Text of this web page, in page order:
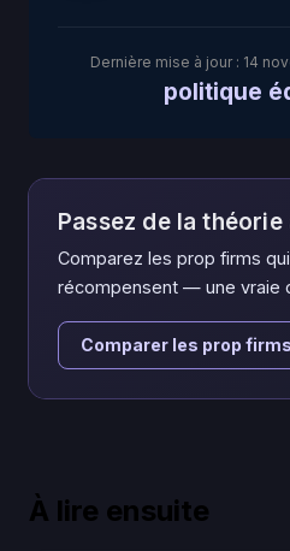
Dernière mise à jour : 14
politique
Passez de la
Comparez les prop firms
récompensent — une vraie
Comparer les prop
À lire ensuite